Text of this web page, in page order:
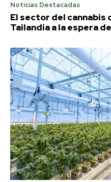
Noticias Destacadas
El sector del cannabis
Tailandia a la espera